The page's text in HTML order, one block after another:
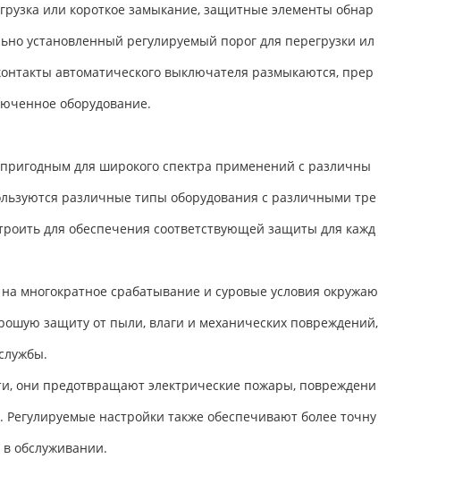
или короткое замыкание, защитные элементы обнар
установленный регулируемый порог для перегрузки ил
автоматического выключателя размыкаются, прер
оборудование.
для широкого спектра применений с различны
различные типы оборудования с различными тре
для обеспечения соответствующей защиты для кажд
многократное срабатывание и суровые условия окружаю
защиту от пыли, влаги и механических повреждений,
они предотвращают электрические пожары, повреждени
настройки также обеспечивают более точну
обслуживании.